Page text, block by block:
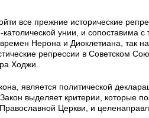
все прежние исторические
унии, и сопоставима с
Нерона и Диоклетиана, так
репрессии в Советском
Ходжи.
является политической
выделяет критерии, которые
Церкви, и